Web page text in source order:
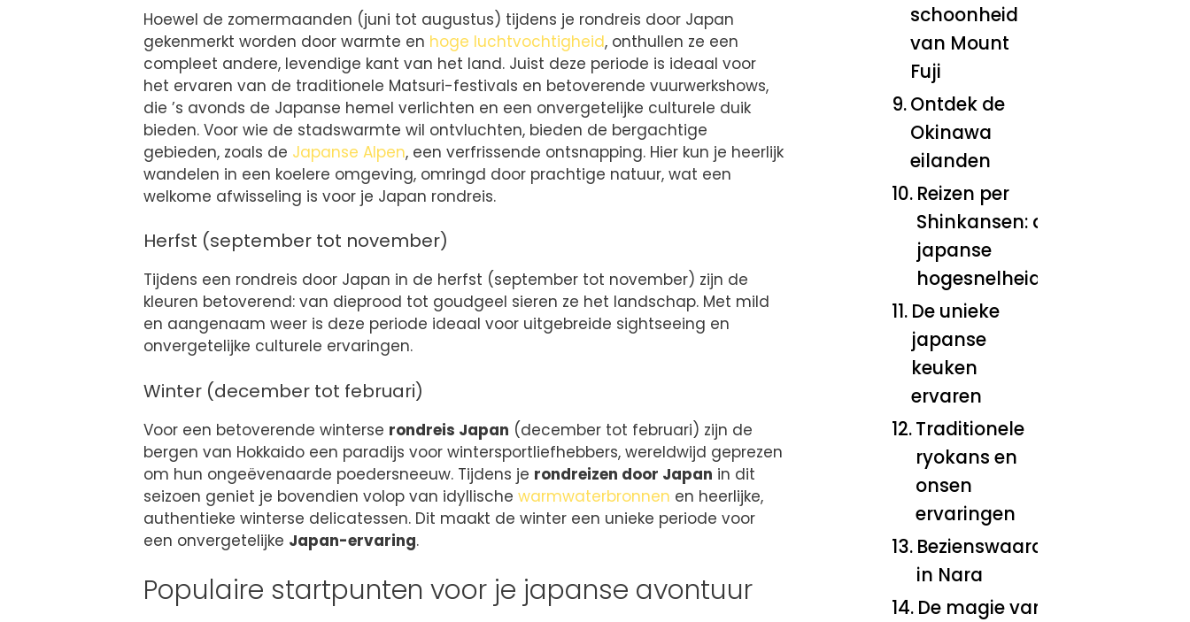
Hoewel de zomermaanden (juni tot augustus) tijdens je rondreis door Japan
gekenmerkt worden door warmte en hoge luchtvochtigheid, onthullen ze een
compleet andere, levendige kant van het land. Juist deze periode is ideaal voor
het ervaren van de traditionele Matsuri-festivals en betoverende vuurwerkshows,
die ’s avonds de Japanse hemel verlichten en een onvergetelijke culturele duik
bieden. Voor wie de stadswarmte wil ontvluchten, bieden de bergachtige
gebieden, zoals de Japanse Alpen, een verfrissende ontsnapping. Hier kun je heerlijk
wandelen in een koelere omgeving, omringd door prachtige natuur, wat een
welkome afwisseling is voor je Japan rondreis.
Herfst (september tot november)
Tijdens een rondreis door Japan in de herfst (september tot november) zijn de
kleuren betoverend: van dieprood tot goudgeel sieren ze het landschap. Met mild
en aangenaam weer is deze periode ideaal voor uitgebreide sightseeing en
onvergetelijke culturele ervaringen.
Winter (december tot februari)
Voor een betoverende winterse rondreis Japan (december tot februari) zijn de
bergen van Hokkaido een paradijs voor wintersportliefhebbers, wereldwijd geprezen
om hun ongeëvenaarde poedersneeuw. Tijdens je rondreizen door Japan in dit
seizoen geniet je bovendien volop van idyllische warmwaterbronnen en heerlijke,
authentieke winterse delicatessen. Dit maakt de winter een unieke periode voor
een onvergetelijke Japan-ervaring.
Populaire startpunten voor je japanse avontuur
schoonheid
van Mount
Fuji
Ontdek de
Okinawa
eilanden
Reizen per
Shinkansen: de
japanse
hogesnelheidstrein
De unieke
japanse
keuken
ervaren
Traditionele
ryokans en
onsen
ervaringen
Bezienswaardigheden
in Nara
De magie van